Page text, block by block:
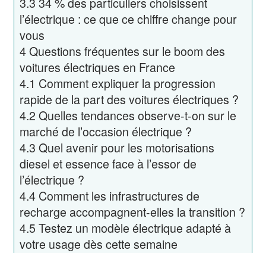
l’électrique : ce que ce chiffre change pour
vous
4Questions fréquentes sur le boom des
voitures électriques en France
4.1 Comment expliquer la progression
rapide de la part des voitures électriques ?
4.2 Quelles tendances observe-t-on sur le
marché de l’occasion électrique ?
4.3 Quel avenir pour les motorisations
diesel et essence face à l’essor de
l’électrique ?
4.4 Comment les infrastructures de
recharge accompagnent-elles la transition ?
4.5 Testez un modèle électrique adapté à
votre usage dès cette semaine